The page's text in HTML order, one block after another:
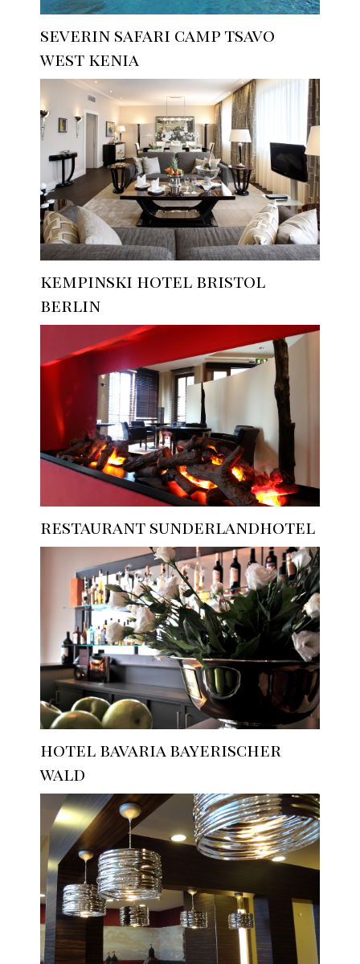
severin safari camp tsavo
west kenia
kempinski hotel bristol
berlin
restaurant sunderlandhotel
hotel bavaria bayerischer
wald